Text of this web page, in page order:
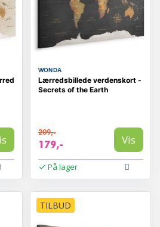
WONDA
Lærredsbillede verdenskort -
Secrets of the Earth
209,-
179,- Vis
På lager
TILBUD